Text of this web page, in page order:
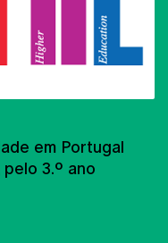
em Portugal
3.º ano